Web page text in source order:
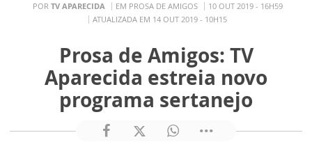
POR TV APARECIDA EM PROSA DE AMIGOS
10 OUT 2019 - 16H59
ATUALIZADA EM 14 OUT 2019 - 10H15
Prosa de Amigos: TV
Aparecida estreia novo
programa sertanejo